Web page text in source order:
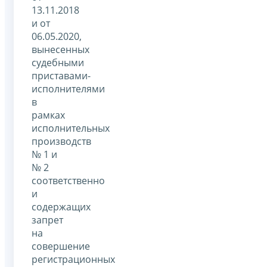
13.11.2018
и от
06.05.2020,
вынесенных
судебными
приставами-
исполнителями
в
рамках
исполнительных
производств
№ 1 и
№ 2
соответственно
и
содержащих
запрет
на
совершение
регистрационных